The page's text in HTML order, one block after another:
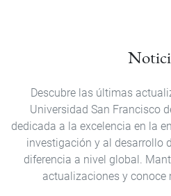
Descubre las últimas
Universidad San Francisco
dedicada a la excelencia en la
investigación y al desarrollo
diferencia a nivel global.
actualizaciones y conoce